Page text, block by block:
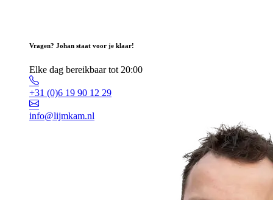
Vragen? Johan staat voor je klaar!
Elke dag bereikbaar tot 20:00
+31 (0)6 19 90 12 29
info@lijmkam.nl